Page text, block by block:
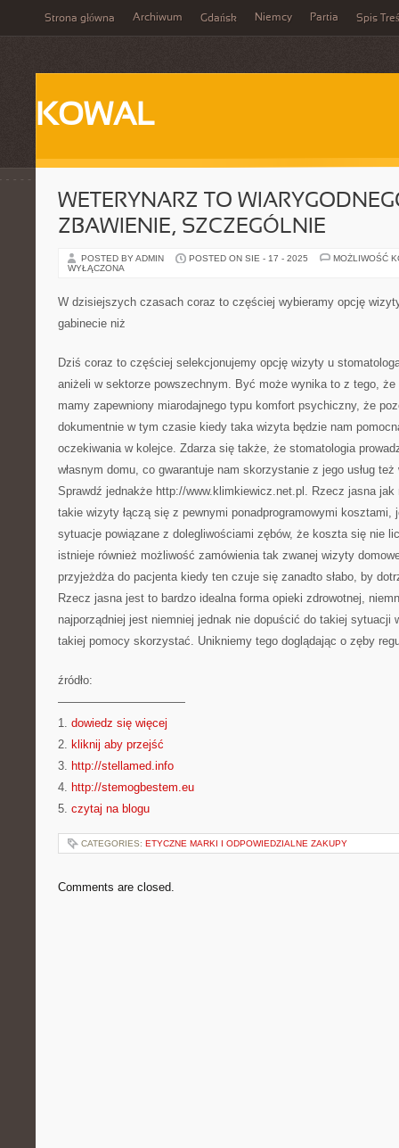
Strona główna Archiwum Gdańsk Niemcy Partia Spis
KOWAL
WETERYNARZ TO
ZBAWIENIE, SZCZEGÓLNIE
POSTED BY ADMIN POSTED ON SIE - 17 - 2025
MOŻLIWOŚĆ
WYŁĄCZONA
W dzisiejszych czasach coraz to częściej wybieramy opcję
gabinecie niż
Dziś coraz to częściej selekcjonujemy opcję wizyty u
aniżeli w sektorze powszechnym. Być może wynika to z tego,
mamy zapewniony miarodajnego typu komfort psychiczny, że
dokumentnie w tym czasie kiedy taka wizyta będzie nam
oczekiwania w kolejce. Zdarza się także, że stomatologia
własnym domu, co gwarantuje nam skorzystanie z jego usług
Sprawdź jednakże http://www.klimkiewicz.net.pl. Rzecz jasna
takie wizyty łączą się z pewnymi ponadprogramowymi kosztami,
sytuacje powiązane z dolegliwościami zębów, że koszta się nie
istnieje również możliwość zamówienia tak zwanej wizyty
przyjeżdża do pacjenta kiedy ten czuje się zanadto słabo, by
Rzecz jasna jest to bardzo idealna forma opieki zdrowotnej,
najporządniej jest niemniej jednak nie dopuścić do takiej sytuacji
takiej pomocy skorzystać. Unikniemy tego doglądając o zęby
źródło:
———————————
1. dowiedz się więcej
2. kliknij aby przejść
3. http://stellamed.info
4. http://stemogbestem.eu
5. czytaj na blogu
CATEGORIES: ETYCZNE MARKI I ODPOWIEDZIALNE ZAKUPY
Comments are closed.